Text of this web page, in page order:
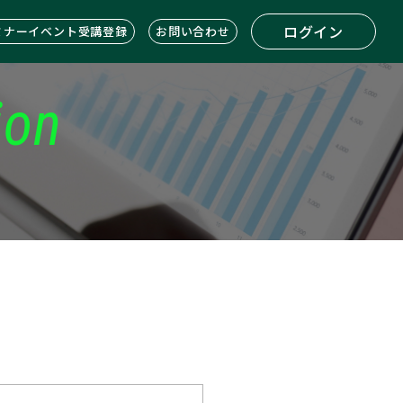
ナーイベント受講登録 お問い合わせ ログイン